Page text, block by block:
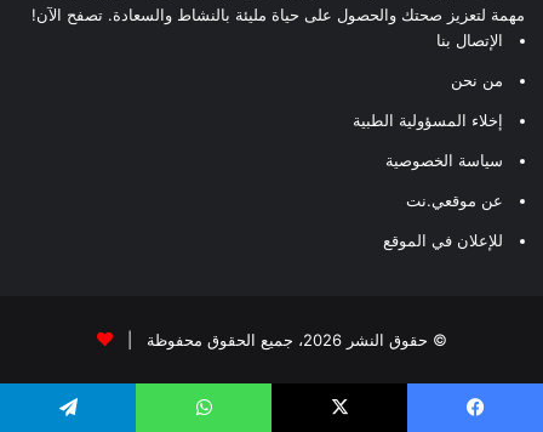
مهمة لتعزيز صحتك والحصول على حياة مليئة بالنشاط والسعادة. تصفح الآن!
الإتصال بنا
من نحن
إخلاء المسؤولية الطبية
سياسة الخصوصية
عن موقعي.نت
للإعلان في الموقع
© حقوق النشر 2026، جميع الحقوق محفوظة |